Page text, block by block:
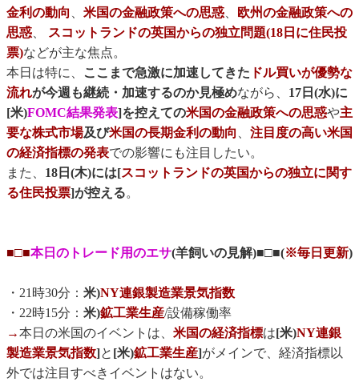
金利の動向 、 米国の金融政策への思惑、
欧州の金融政策への
思惑、 スコットランドの英国からの独立問題(18日に住民投
票)などが主な焦点。
本日は特に、
ここまで急激に加速してきた ドル買いが優勢な
流れが今週も継続・加速するのか見極めながら、 17日(水)に
[米)FOMC結果発表]を控えての米国の金融政策への思惑や主
要な株式市場及び米国の長期金利の動向 、 注目度の高い米国
の経済指標の発表での影響にも注目したい。
また、 18日(木)には[スコットランドの英国からの独立に関す
る住民投票]が控える。
■□■本日のトレード用のエサ(羊飼いの見解)■□■(※毎日更新)
・21時30分： 米)NY連銀製造業景気指数
・22時15分： 米)鉱工業生産/設備稼働率
→本日の米国のイベントは、 米国の経済指標は[米)NY連銀
製造業景気指数]と [米)鉱工業生産]がメインで、経済指標以
外では注目すべきイベントはない。